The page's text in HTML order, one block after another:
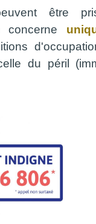
être
concerne
du péril